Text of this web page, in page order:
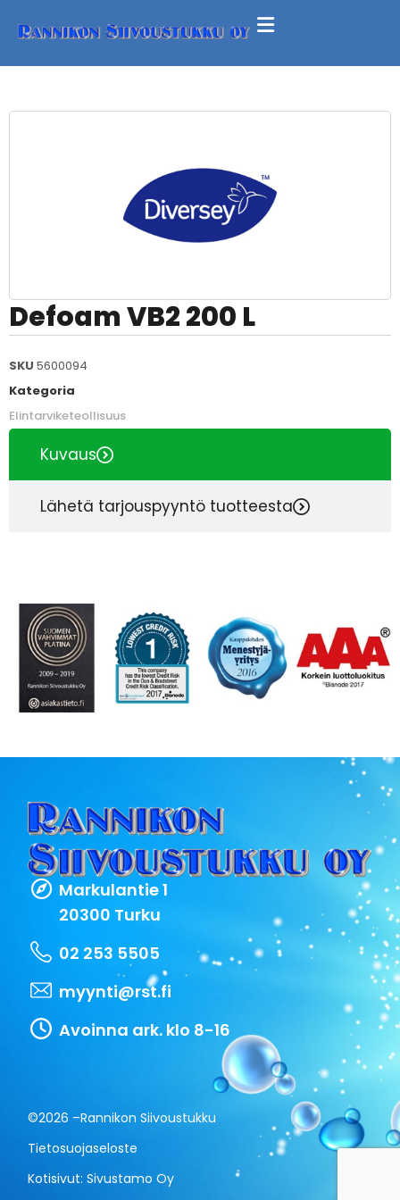
Defoam VB2 200 L
SKU 5600094
Kategoria
Elintarviketeollisuus
Kuvaus
Lähetä tarjouspyyntö tuotteesta
Markulantie 1
20300 Turku
02 253 5505
myynti@rst.fi
Avoinna ark. klo 8-16
©2026 –Rannikon Siivoustukku
Tietosuojaseloste
Kotisivut:Sivustamo Oy